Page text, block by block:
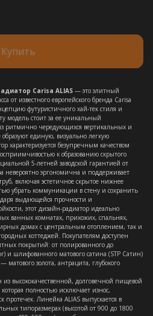
Купить
Carisa ALIAS — это элитный
от известного европейского бренда Carisa
футуристичного хай-тек стиля и
модель стоит за ее уникальный
ритмично чередующихся вертикальных и
единую, визуально легкую
характеризуется безупречным качеством
к образованию скрытого
5-летней заводской гарантией от
невероятно эргономична и поддерживает
включая эстетичное скрытое нижнее
убрать коммуникации в стену и сохранить
выдающейся прочности и
этот дизайн-радиатор идеально
ванных комнатах, прихожих, спальнях,
домах с центральным отоплением, так и
коттеджей. Покупателям доступен
покрытий: от полированного до
и шлифованного матового сатина (STP Сатин)
золота, антрацита, глубокого
высококачественной, долговечной пищевой
полностью исключает износ,
Линейка ALIAS выпускается в
типоразмерах (высотой от 900 до 1800